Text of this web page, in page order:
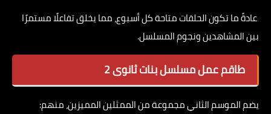
عادةً ما تكون الحلقات متاحة كل أسبوع، مما يخلق تفاعلًا مستمرًا
بين المشاهدين ونجوم المسلسل.
طاقم عمل مسلسل بنات ثانوى 2
يضم الموسم الثاني مجموعة من الممثلين المميزين، منهم: